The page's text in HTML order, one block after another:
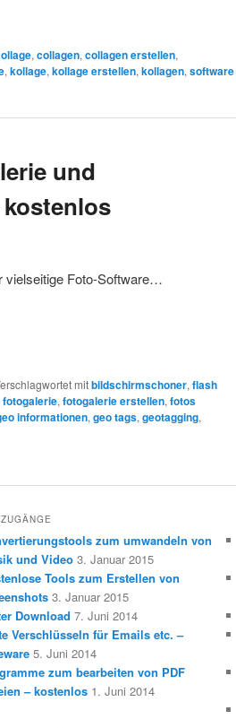
, collagen, collagen erstellen,
, kollage, kollage erstellen, kollagen, software
und
vielseitige Foto-Software…
mitbildschirmschoner, flash
fotogalerie, fotogalerie erstellen, fotos
informationen, geo tags, geotagging,
zum umwandeln von
und Video 3. Januar 2015
Tools zum Erstellen von
3. Januar 2015
Download 7. Juni 2014
Verschlüsseln für Emails etc. –
5. Juni 2014
zum bearbeiten von PDF
– kostenlos 1. Juni 2014